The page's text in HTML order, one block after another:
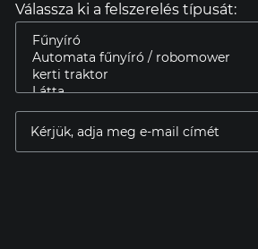
Válassza ki a felszerelés típusát: